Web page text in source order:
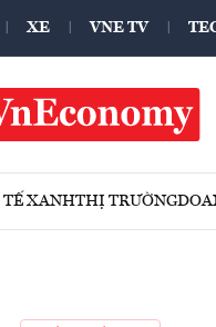
XE VNE TV
XANHTHỊ TRƯỜNG